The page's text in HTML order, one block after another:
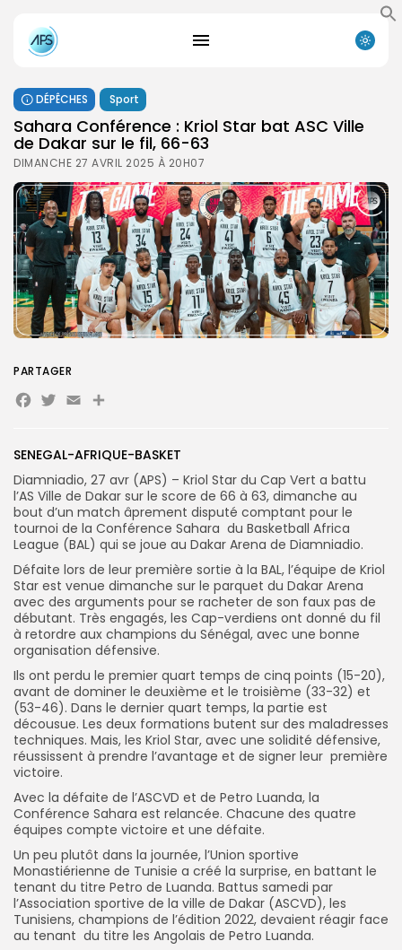
Search
for:
FR
DÉPÊCHES Sport
Sahara Conférence : Kriol Star bat ASC Ville
de Dakar sur le fil, 66-63
DIMANCHE 27 AVRIL 2025 À 20H07
SENEGAL-AFRIQUE-BASKET
Diamniadio, 27 avr (APS) – Kriol Star du Cap Vert a battu
l’AS Ville de Dakar sur le score de 66 à 63, dimanche au
bout d’un match âprement disputé comptant pour le
tournoi de la Conférence Sahara du Basketball Africa
League (BAL) qui se joue au Dakar Arena de Diamniadio.
Défaite lors de leur première sortie à la BAL, l’équipe de Kriol
Star est venue dimanche sur le parquet du Dakar Arena
avec des arguments pour se racheter de son faux pas de
débutant. Très engagés, les Cap-verdiens ont donné du fil
à retordre aux champions du Sénégal, avec une bonne
organisation défensive.
Ils ont perdu le premier quart temps de cinq points (15-20),
avant de dominer le deuxième et le troisième (33-32) et
(53-46). Dans le dernier quart temps, la partie est
décousue. Les deux formations butent sur des maladresses
techniques. Mais, les Kriol Star, avec une solidité défensive,
réussissent à prendre l’avantage et de signer leur première
victoire.
Avec la défaite de l’ASCVD et de Petro Luanda, la
Conférence Sahara est relancée. Chacune des quatre
équipes compte victoire et une défaite.
Un peu plutôt dans la journée, l’Union sportive
Monastiérienne de Tunisie a créé la surprise, en battant le
tenant du titre Petro de Luanda. Battus samedi par
l’Association sportive de la ville de Dakar (ASCVD), les
Tunisiens, champions de l’édition 2022, devaient réagir face
au tenant du titre les Angolais de Petro Luanda.
PARTAGER
Facebook
Twitter
EmailPartager